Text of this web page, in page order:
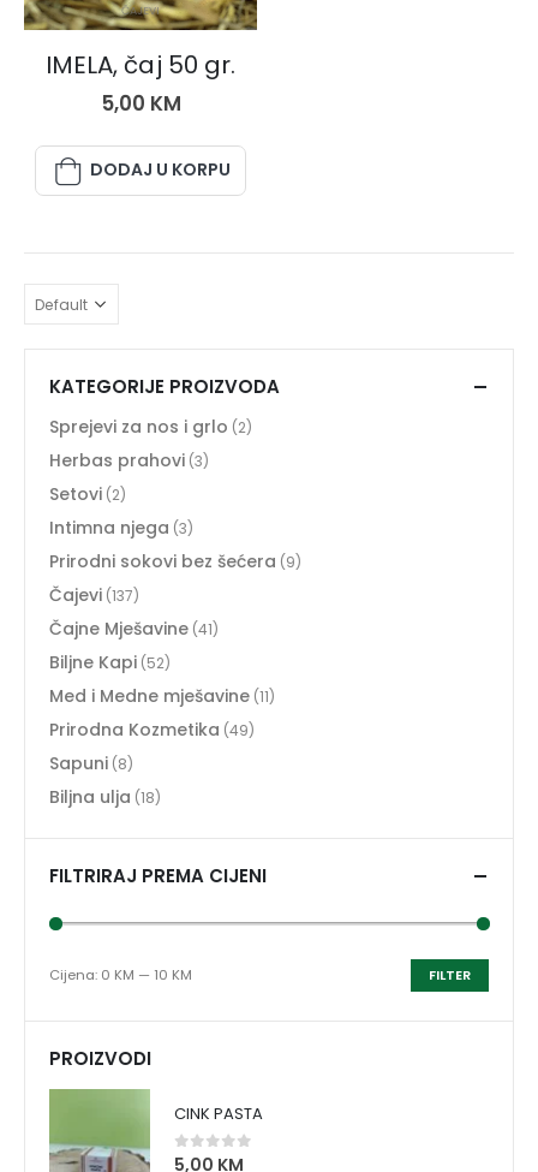
ČAJEVI
IMELA, čaj 50 gr.
5,00 KM
DODAJ U KORPU
KATEGORIJE PROIZVODA
Sprejevi za nos i grlo (2)
Herbas prahovi (3)
Setovi (2)
Intimna njega (3)
Prirodni sokovi bez šećera (9)
Čajevi (137)
Čajne Mješavine (41)
Biljne Kapi (52)
Med i Medne mješavine (11)
Prirodna Kozmetika (49)
Sapuni (8)
Biljna ulja (18)
FILTRIRAJ PREMA CIJENI
FILTER
Cijena: 0 KM — 10 KM
PROIZVODI
CINK PASTA
0 out of 5
5,00 KM